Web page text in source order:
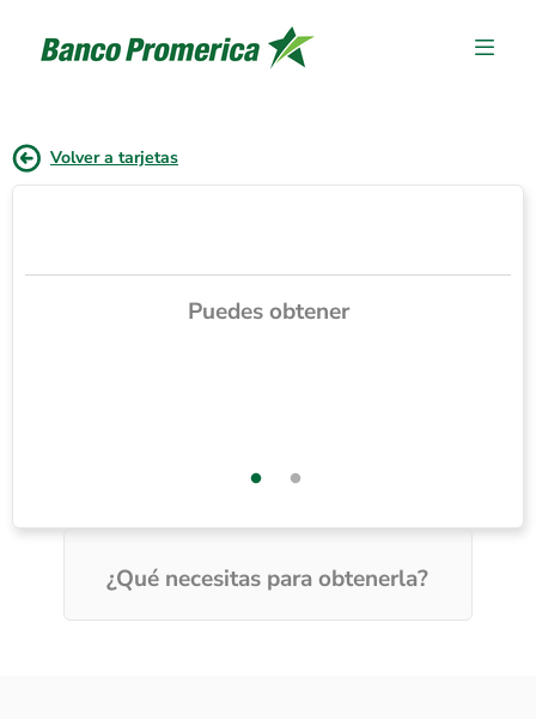
Volver a tarjetas
Puedes obtener
¿Qué necesitas para obtenerla?